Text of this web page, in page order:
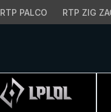
RTP PALCO RTP ZIG